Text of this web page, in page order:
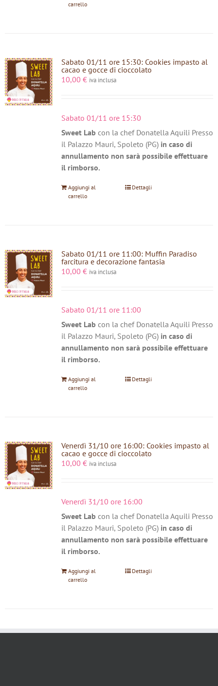
carrello
Sabato 01/11 ore 15:30: Cookies impasto al
cacao e gocce di cioccolato
10,00 € iva inclusa
Sabato 01/11 ore 15:30
Sweet Lab con la chef Donatella Aquili Presso
il Palazzo Mauri, Spoleto (PG) in caso di
annullamento non sarà possibile effettuare
il rimborso.
Aggiungi al
carrello
Dettagli
Sabato 01/11 ore 11:00: Muffin Paradiso
farcitura e decorazione fantasia
10,00 € iva inclusa
Sabato 01/11 ore 11:00
Sweet Lab con la chef Donatella Aquili Presso
il Palazzo Mauri, Spoleto (PG) in caso di
annullamento non sarà possibile effettuare
il rimborso.
Aggiungi al
carrello
Dettagli
Venerdì 31/10 ore 16:00: Cookies impasto al
cacao e gocce di cioccolato
10,00 € iva inclusa
Venerdì 31/10 ore 16:00
Sweet Lab con la chef Donatella Aquili Presso
il Palazzo Mauri, Spoleto (PG) in caso di
annullamento non sarà possibile effettuare
il rimborso.
Aggiungi al
carrello
Dettagli